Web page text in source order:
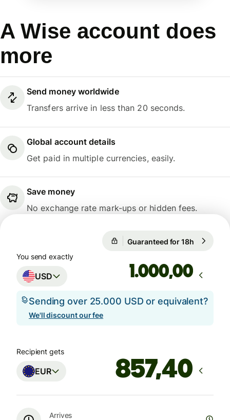
A Wise account does
more
Send money worldwide
Transfers arrive in less than 20 seconds.
Global account details
Get paid in multiple currencies, easily.
Save money
No exchange rate mark-ups or hidden fees.
Guaranteed for 18h
You send exactly
USD ,00
Sending over 25.000 USD or equivalent?
We'll discount our fee
Recipient gets
EUR
Arrives